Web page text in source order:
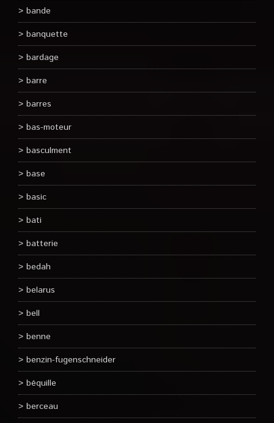
bande
banquette
bardage
barre
barres
bas-moteur
basculment
base
basic
bati
batterie
bedah
belarus
bell
benne
benzin-fugenschneider
béquille
berceau